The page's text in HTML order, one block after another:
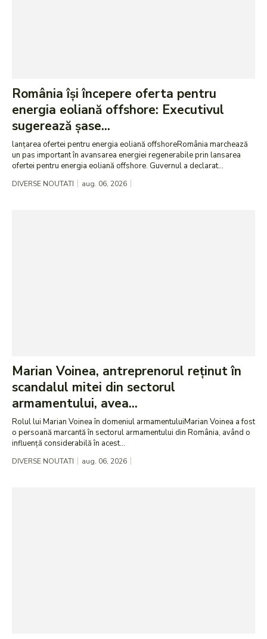
România își începere oferta pentru
energia eoliană offshore: Executivul
sugerează șase...
lanțarea ofertei pentru energia eoliană offshoreRomânia marchează
un pas important în avansarea energiei regenerabile prin lansarea
ofertei pentru energia eoliană offshore. Guvernul a declarat...
DIVERSE NOUTATI aug. 06, 2026
Marian Voinea, antreprenorul reținut în
scandalul mitei din sectorul
armamentului, avea...
Rolul lui Marian Voinea în domeniul armamentuluiMarian Voinea a fost
o persoană marcantă în sectorul armamentului din România, având o
influență considerabilă în acest...
DIVERSE NOUTATI aug. 06, 2026